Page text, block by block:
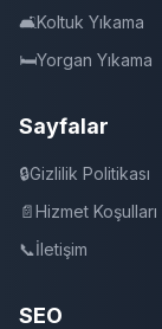
🛋️Koltuk Yıkama
🛏️Yorgan Yıkama
Sayfalar
🔒Gizlilik Politikası
📄Hizmet Koşulları
📞İletişim
SEO